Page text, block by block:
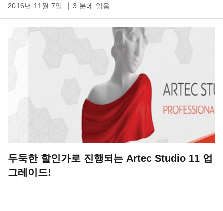
2016년 11월 7일 3 분에 읽음
두둑한 할인가로 진행되는 Artec Studio 11 업
그레이드!